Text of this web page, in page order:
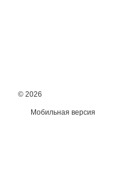
© 2026
Мобильная версия